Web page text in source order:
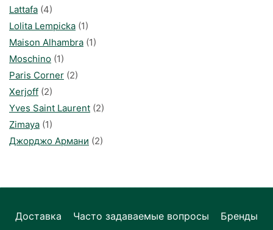
Lattafa (4)
Lolita Lempicka (1)
Maison Alhambra (1)
Moschino (1)
Paris Corner (2)
Xerjoff (2)
Yves Saint Laurent (2)
Zimaya (1)
Джорджо Армани (2)
Доставка Часто задаваемые вопросы Бренды